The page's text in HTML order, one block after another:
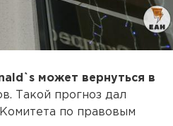
может вернуться в
Такой прогноз дал
по правовым